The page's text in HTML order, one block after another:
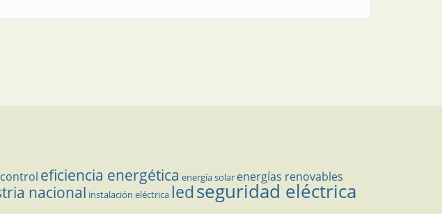
control eficiencia energética energía solar energías renovables
nacional instalación eléctrica ledseguridad eléctrica